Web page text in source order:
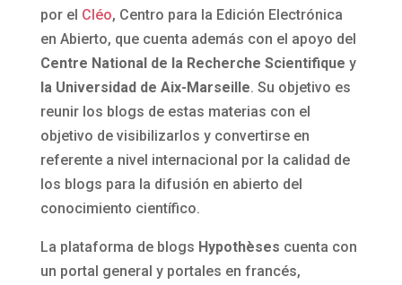
por el Cléo, Centro para la Edición Electrónica
en Abierto, que cuenta además con el apoyo del
Centre National de la Recherche Scientifique y
la Universidad de Aix-Marseille. Su objetivo es
reunir los blogs de estas materias con el
objetivo de visibilizarlos y convertirse en
referente a nivel internacional por la calidad de
los blogs para la difusión en abierto del
conocimiento científico.
La plataforma de blogs Hypothèses cuenta con
un portal general y portales en francés,